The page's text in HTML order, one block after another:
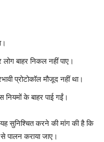
बाहर निकल नहीं पाए।
प्रोटोकॉल मौजूद नहीं था।
के बाहर पाई गईं।
सुनिश्चित करने की मांग की है कि
पालन कराया जाए।